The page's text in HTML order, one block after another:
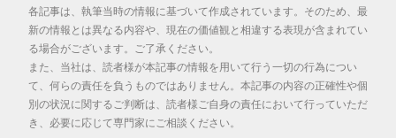
各記事は、執筆当時の情報に基づいて作成されています。そのため、最
新の情報とは異なる内容や、現在の価値観と相違する表現が含まれてい
る場合がございます。ご了承ください。
また、当社は、読者様が本記事の情報を用いて行う一切の行為につい
て、何らの責任を負うものではありません。本記事の内容の正確性や個
別の状況に関するご判断は、読者様ご自身の責任において行っていただ
き、必要に応じて専門家にご相談ください。